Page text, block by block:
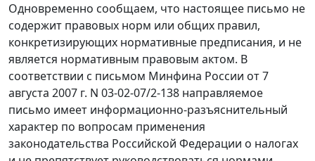
Одновременно сообщаем, что настоящее письмо не
содержит правовых норм или общих правил,
конкретизирующих нормативные предписания, и не
является нормативным правовым актом. В
соответствии с письмом Минфина России от 7
августа 2007 г. N 03-02-07/2-138 направляемое
письмо имеет информационно-разъяснительный
характер по вопросам применения
законодательства Российской Федерации о налогах